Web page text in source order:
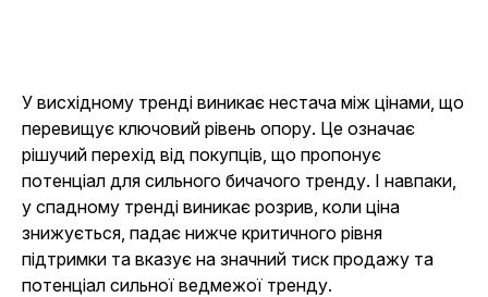
У висхідному тренді виникає нестача між цінами, що
перевищує ключовий рівень опору. Це означає
рішучий перехід від покупців, що пропонує
потенціал для сильного бичачого тренду. І навпаки,
у спадному тренді виникає розрив, коли ціна
знижується, падає нижче критичного рівня
підтримки та вказує на значний тиск продажу та
потенціал сильної ведмежої тренду.